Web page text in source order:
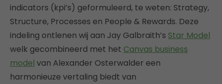
indicators (kpi’s) geformuleerd, te weten: Strategy,
Structure, Processes en People & Rewards. Deze
indeling ontlenen wij aan Jay Galbraith’s Star Model
welk gecombineerd met het Canvas business
model van Alexander Osterwalder een
harmonieuze vertaling biedt van